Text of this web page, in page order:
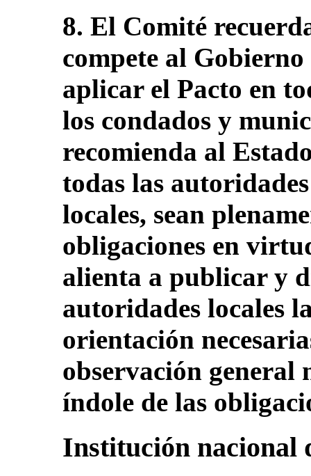
8. El Comité
compete al
aplicar el Pacto en
los condados y
recomienda al
todas las
locales, sean
obligaciones en
alienta a publicar y
autoridades locales
orientación
observación general
índole de las
Institución nacional